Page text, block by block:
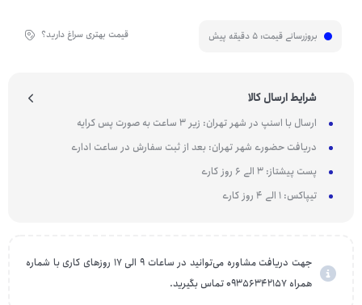
بروزرسانی قیمت: 5 دقیقه پیش قیمت بهتری سراغ دارید؟
شرایط ارسال کالا
ارسال با اسنپ در شهر تهران: زیر 3 ساعت به صورت پس کرایه
دریافت حضوری شهر تهران: بعد از ثبت سفارش در ساعت اداری
پست پیشتاز: 3 الی 6 روز کاری
تیپاکس: 1 الی 4 روز کاری
جهت دریافت مشاوره می‌توانید در ساعات 9 الی 17 روزهای کاری با شماره
همراه 09356342157 تماس بگیرید.